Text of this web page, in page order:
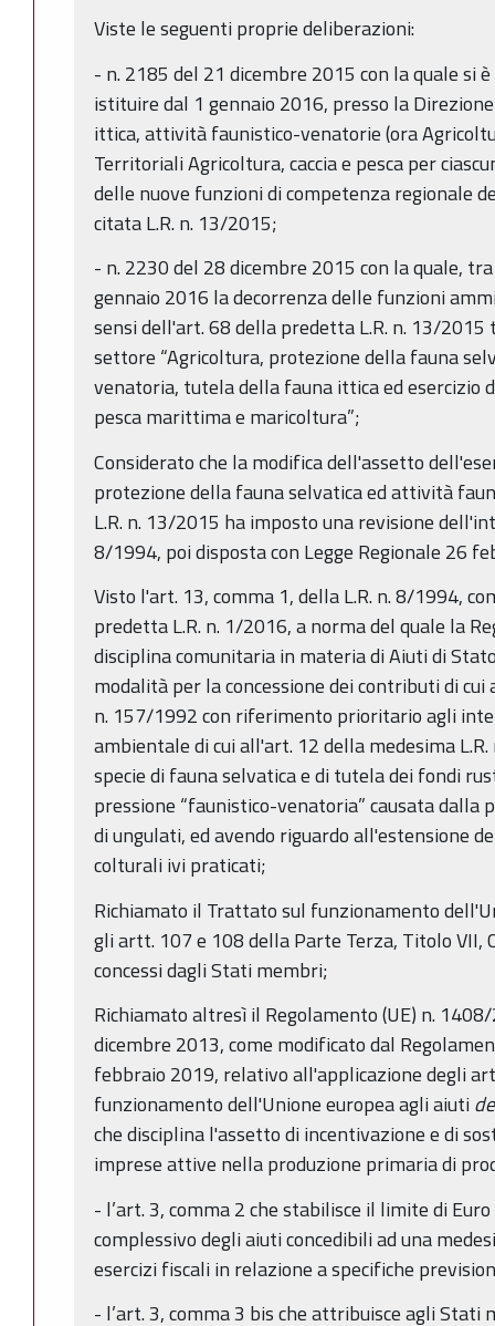
Viste le seguenti proprie deliberazioni:
- n. 2185 del 21 dicembre 2015 con la quale si
istituire dal 1 gennaio 2016, presso la
ittica, attività faunistico-venatorie (ora
Territoriali Agricoltura, caccia e pesca per
delle nuove funzioni di competenza regionale
citata L.R. n. 13/2015;
- n. 2230 del 28 dicembre 2015 con la quale,
gennaio 2016 la decorrenza delle funzioni
sensi dell'art. 68 della predetta L.R. n. 13/
settore “Agricoltura, protezione della fauna
venatoria, tutela della fauna ittica ed esercizio
pesca marittima e maricoltura”;
Considerato che la modifica dell'assetto
protezione della fauna selvatica ed attività
L.R. n. 13/2015 ha imposto una revisione
8/1994, poi disposta con Legge Regionale 26
Visto l'art. 13, comma 1, della L.R. n. 8/1994,
predetta L.R. n. 1/2016, a norma del quale la
disciplina comunitaria in materia di Aiuti di
modalità per la concessione dei contributi di cui
n. 157/1992 con riferimento prioritario agli
ambientale di cui all'art. 12 della medesima
specie di fauna selvatica e di tutela dei fondi
pressione “faunistico-venatoria” causata dalla
di ungulati, ed avendo riguardo all'estensione
colturali ivi praticati;
Richiamato il Trattato sul funzionamento
gli artt. 107 e 108 della Parte Terza, Titolo VII,
concessi dagli Stati membri;
Richiamato altresì il Regolamento (UE) n.
dicembre 2013, come modificato dal
febbraio 2019, relativo all'applicazione degli
funzionamento dell'Unione europea agli aiuti
che disciplina l'assetto di incentivazione e di
imprese attive nella produzione primaria di
- l’art. 3, comma 2 che stabilisce il limite di
complessivo degli aiuti concedibili ad una
esercizi fiscali in relazione a specifiche
- l’art. 3, comma 3 bis che attribuisce agli